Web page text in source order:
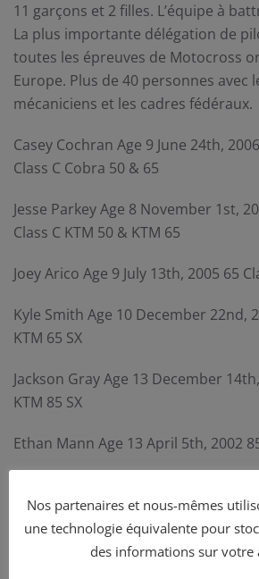
11 garçons et 2 filles. L’équipe à
La plus importante délégation de
toutes les épreuves de Motocross
Europe. Plus de 40 personnes avec
mécaniciens et les cadres fédéraux.
Casey Cochran Age 9 June 24th,
Class C Cobra 50 & 65
Jesse Parkey Age 8 November 1st,
Class C KTM 50 & KTM 65
Joey Arico Age 9 July 13th, 2005 65
Kyle Smith Age 10 December 22nd,
KTM 65 SX
Jackson Gray Age 13 December
KTM 85 SX
Ethan Mann Age 13 April 5th, 2002
Colton Eigenmann Age 15 August
Class H Yamaha YZ250F
Nos partenaires et nous-mêmes
une technologie équivalente pour
des informations sur votre